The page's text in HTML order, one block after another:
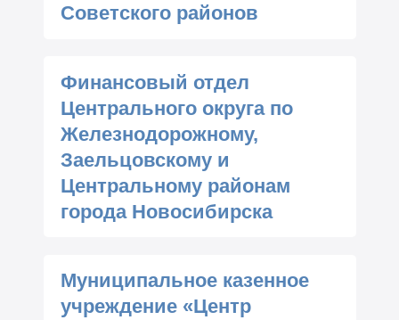
Советского районов
Финансовый отдел
Центрального округа по
Железнодорожному,
Заельцовскому и
Центральному районам
города Новосибирска
Муниципальное казенное
учреждение «Центр